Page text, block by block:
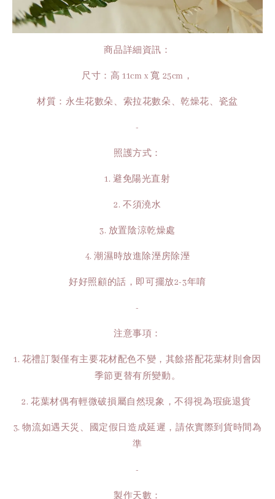
商品詳細資訊：
尺寸：高 11cm x 寬 25cm，
材質：永生花數朵、索拉花數朵、乾燥花、瓷盆
-
照護方式：
1. 避免陽光直射
2. 不須澆水
3. 放置陰涼乾燥處
4. 潮濕時放進除溼房除溼
好好照顧的話，即可擺放2-3年唷
-
注意事項：
1. 花禮訂製僅有主要花材配色不變，其餘搭配花葉材則會因
季節更替有所變動。
2. 花葉材偶有輕微破損屬自然現象，不得視為瑕疵退貨
3. 物流如遇天災、國定假日造成延遲，請依實際到貨時間為
準
-
製作天數：